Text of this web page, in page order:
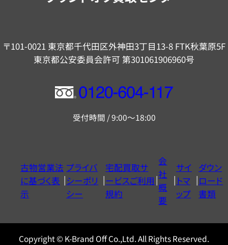
〒101-0021 東京都千代田区外神田3丁目13-8 FTK秋葉原5F
東京都公安委員会許可 第301061906960号
フ
ー
ヤ
ル
0120604117
受付時間 / 9:00～18:00
古物営業法
に基づく表
示
プライバ
シーポリ
シー
宅配買取サ
ービスご利用
規約
会
社
概
要
サイ
トマ
ップ
ダウン
ロード
書類
Copyright © K-Brand Off Co.,Ltd. All Rights Reserved.